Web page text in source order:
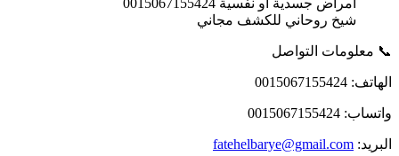
شيخ روحاني للكشف مجاني
📞 معلومات التواصل
الهاتف: 0015067155424
واتساب: 0015067155424
البريد: fatehelbarye@gmail.com